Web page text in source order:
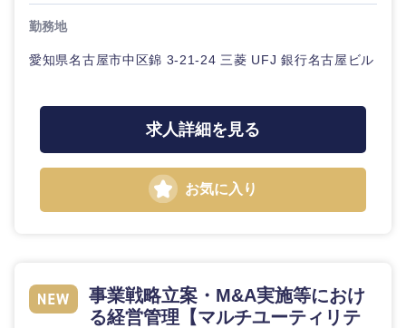
新潟県 富山県
福井県
山梨県 長野県
勤務地
愛知県名古屋市中区錦 3-21-24 三菱 UFJ 銀行名古屋ビル
求人詳細を見る
お気に入り
事業戦略立案・M&A実施等におけ
る経営管理【マルチユーティリテ